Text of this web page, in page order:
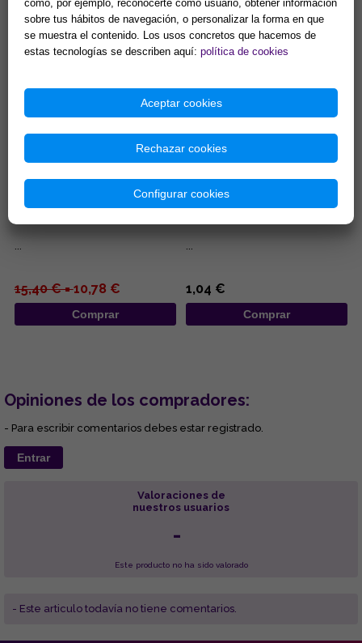
pentagrama de 8 x 10 cm (150
gramos) es una herramienta
esotérica para el uso en alta...
14,90 €
Comprar
13,94 €
INCENSARIO MADERA
15,40 € =10,78 €
Comprar
INCENSARIOS DE MADERA 25,5
1,04 €
Comprar
Opiniones de los compradores:
- Para escribir comentarios debes estar registrado.
Entrar
Valoraciones de
nuestros usuarios
-
Este producto no ha sido valorado
- Este articulo todavía no tiene comentarios.
como, por ejemplo, reconocerte como usuario, obtener información
sobre tus hábitos de navegación, o personalizar la forma en que
se muestra el contenido. Los usos concretos que hacemos de
estas tecnologías se describen aquí: política de cookies
Aceptar cookies
Rechazar cookies
Configurar cookies